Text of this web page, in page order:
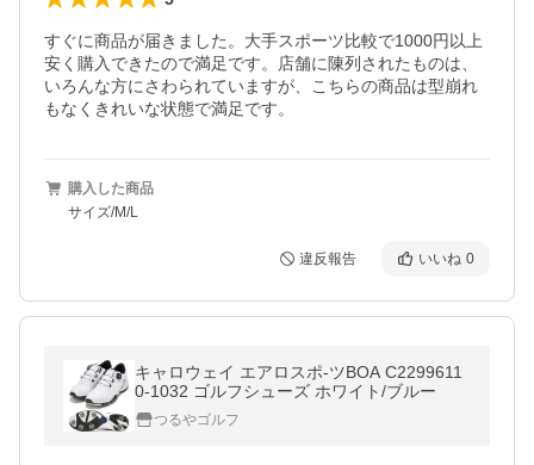
すぐに商品が届きました。大手スポーツ比較で1000円以上
安く購入できたので満足です。店舗に陳列されたものは、
いろんな方にさわられていますが、こちらの商品は型崩れ
もなくきれいな状態で満足です。
購入した商品
サイズ/M/L
違反報告 いいね 0
キャロウェイ エアロスポ-ツBOA C2299611
0-1032 ゴルフシューズ ホワイト/ブルー
つるやゴルフ